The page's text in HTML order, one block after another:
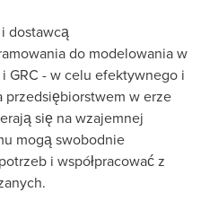
dostawcą
do modelowania w
GRC - w celu efektywnego i
przedsiębiorstwem w erze
się na wzajemnej
mogą swobodnie
i współpracować z